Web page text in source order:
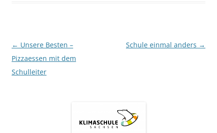
Beitragsnavigation
← Unsere Besten –
Pizzaessen mit dem
Schulleiter
Schule einmal anders →